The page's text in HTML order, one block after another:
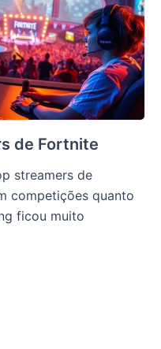
de Fortnite
streamers de
competições quanto
ficou muito